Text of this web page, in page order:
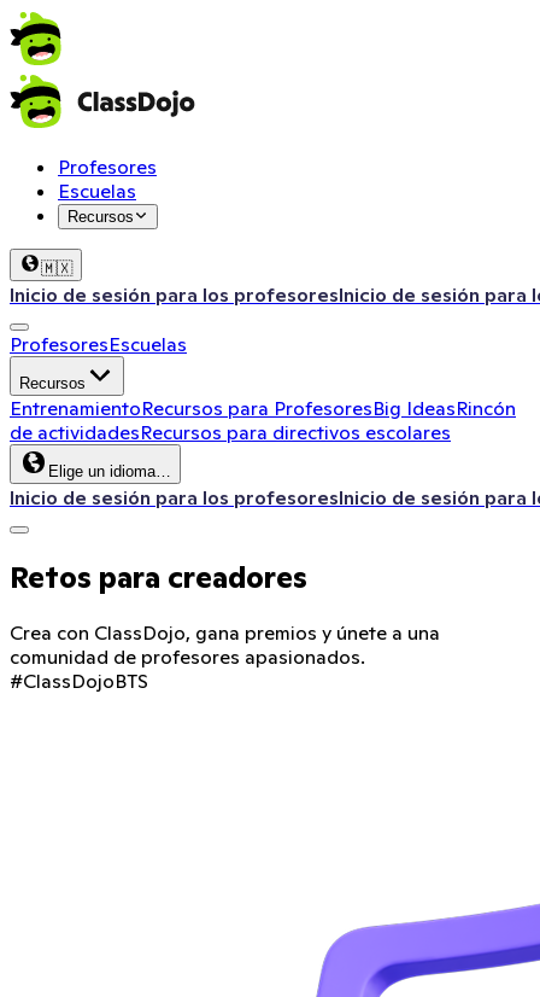
Profesores
Escuelas
Recursos
🇲🇽
Inicio de sesión para los profesoresInicio de sesión para
ProfesoresEscuelas
Recursos
EntrenamientoRecursos para ProfesoresBig IdeasRincón
de actividadesRecursos para directivos escolares
Elige un idioma…
Inicio de sesión para los profesoresInicio de sesión para
Retos para creadores
Crea con ClassDojo, gana premios y únete a una
comunidad de profesores apasionados.
#ClassDojoBTS